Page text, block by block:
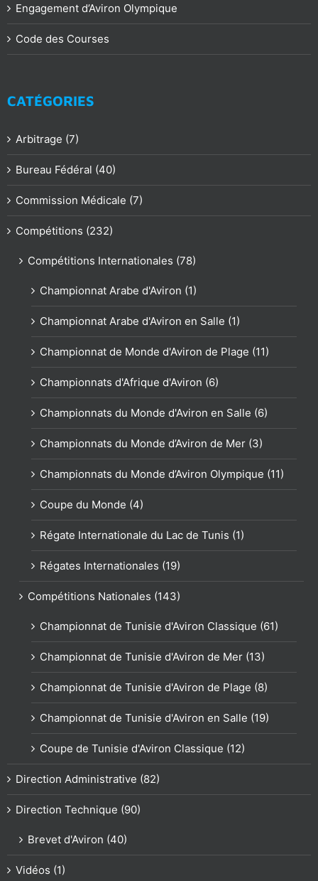
Engagement d’Aviron Olympique
Code des Courses
CATÉGORIES
Arbitrage (7)
Bureau Fédéral (40)
Commission Médicale (7)
Compétitions (232)
Compétitions Internationales (78)
Championnat Arabe d'Aviron (1)
Championnat Arabe d'Aviron en Salle (1)
Championnat de Monde d'Aviron de Plage (11)
Championnats d'Afrique d'Aviron (6)
Championnats du Monde d'Aviron en Salle (6)
Championnats du Monde d’Aviron de Mer (3)
Championnats du Monde d’Aviron Olympique (11)
Coupe du Monde (4)
Régate Internationale du Lac de Tunis (1)
Régates Internationales (19)
Compétitions Nationales (143)
Championnat de Tunisie d'Aviron Classique (61)
Championnat de Tunisie d'Aviron de Mer (13)
Championnat de Tunisie d'Aviron de Plage (8)
Championnat de Tunisie d'Aviron en Salle (19)
Coupe de Tunisie d'Aviron Classique (12)
Direction Administrative (82)
Direction Technique (90)
Brevet d'Aviron (40)
Vidéos (1)